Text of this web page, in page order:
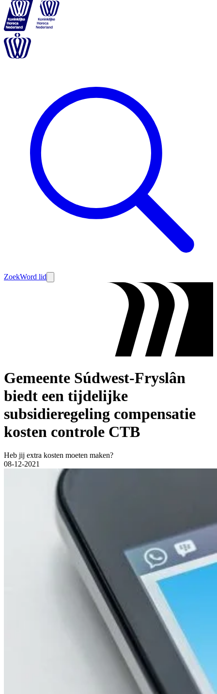
ZoekWord lid
Gemeente Súdwest-Fryslân
biedt een tijdelijke
subsidieregeling compensatie
kosten controle CTB
Heb jij extra kosten moeten maken?
08-12-2021